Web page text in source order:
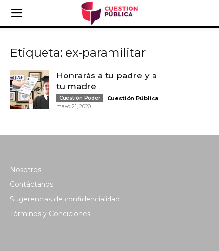
Etiqueta: ex-paramilitar
Honrarás a tu padre y a
tu madre
Cuestión Poder Cuestión Pública -
mayo 21, 2020
Nosotros
Contáctanos
Sugerencias de confidencialidad
Términos y Condiciones